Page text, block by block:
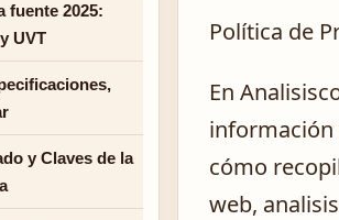
Política de
En
información
cómo
web,
fuente 2025:
UVT
y Claves de la